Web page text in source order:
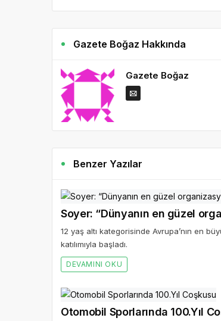
Gazete Boğaz Hakkında
Gazete Boğaz
Benzer Yazılar
Soyer: “Dünyanın en güzel
12 yaş altı kategorisinde Avrupa’nın en
katılımıyla başladı.
DEVAMINI OKU
Otomobil Sporlarında 100.Yıl